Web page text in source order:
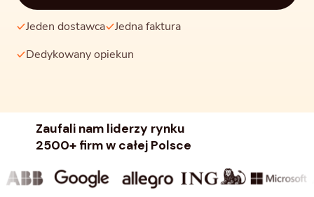
Jeden dostawca
Jedna faktura
Dedykowany opiekun
Zaufali nam liderzy rynku
2500+ firm w całej Polsce